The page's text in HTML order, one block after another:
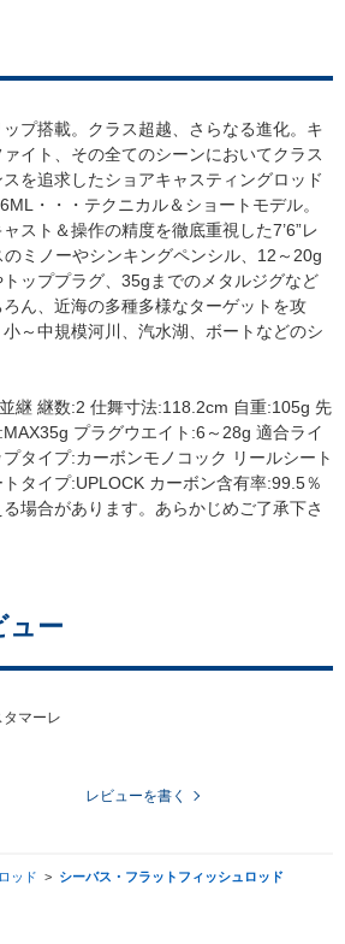
プ搭載。クラス超越、さらなる進化。キ
イト、その全てのシーンにおいてクラス
を追求したショアキャスティングロッド
・・・テクニカル＆ショートモデル。
スト＆操作の精度を徹底重視した7’6”レ
ミノーやシンキングペンシル、12～20g
ッププラグ、35gまでのメタルジグなど
ん、近海の多種多様なターゲットを攻
～中規模河川、汽水湖、ボートなどのシ
継 継数:2 仕舞寸法:118.2cm 自重:105g 先
プラグウエイト:6～28g 適合ライ
タイプ:カーボンモノコック リールシート
タイプ:UPLOCK カーボン含有率:99.5％
場合があります。あらかじめご了承下さ
ュー
マーレ
レビューを書く
ッド > シーバス・フラットフィッシュロッド